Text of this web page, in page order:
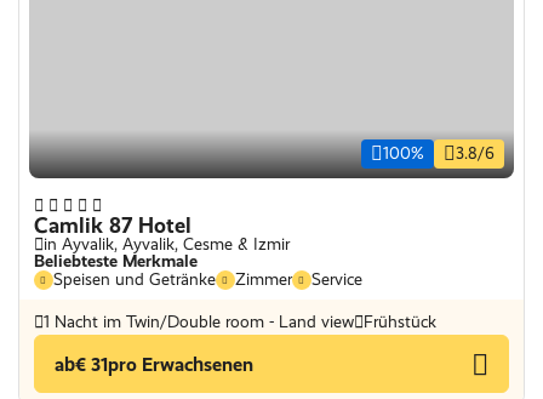
100% 3.8/6
Camlik 87 Hotel
in Ayvalik, Ayvalik, Cesme & Izmir
Beliebteste Merkmale
Speisen und Getränke
Zimmer Service
1 Nacht im Twin/Double room - Land view Frühstück
ab€ 31pro Erwachsenen